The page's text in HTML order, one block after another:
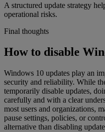
A structured update strategy
operational risks.
Final thoughts
How to disable
Windows 10 updates play an
security and reliability. While
temporarily disable updates,
carefully and with a clear
most users and organizations,
pause settings, policies, or
alternative than disabling